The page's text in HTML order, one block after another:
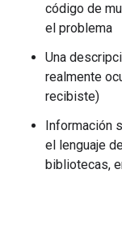
código de
el problema
Una
realmente
recibiste)
Información
el lenguaje
bibliotecas,